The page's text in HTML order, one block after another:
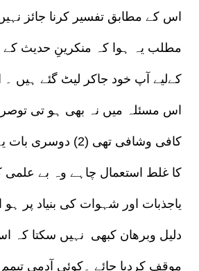
اس کے مطابق تفسیر کرنا جائز
مطلب یہ ہوا کہ منکرینِ حدیث کے
کےلیے آپ خود جاکر لیٹ گئے ہیں ۔
اس مسئلہ میں نہ بھی ہو تی
کافی وشافی تھی (2)
کا غلط استعمال چاہے وہ بے علمی
یاجذبات اور شہوات کی بنیاد پر
دلیل وبرھان کبھی نہیں سکتا
موقف کردیا جائے ۔کوئی آدمی